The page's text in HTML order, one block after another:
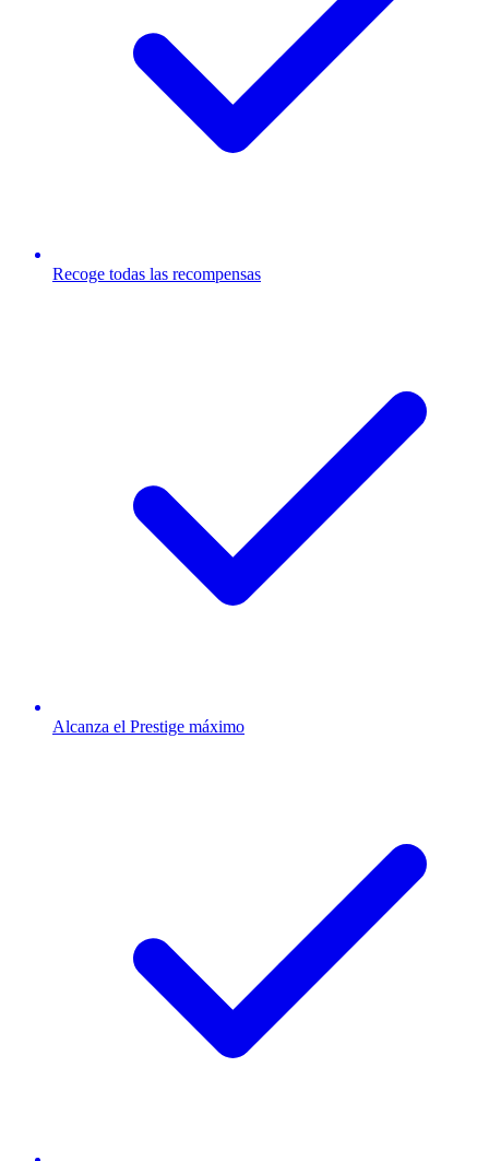
Recoge todas las recompensas
Alcanza el Prestige máximo